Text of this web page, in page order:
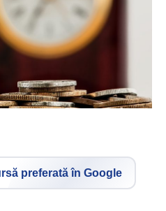
preferată în Google